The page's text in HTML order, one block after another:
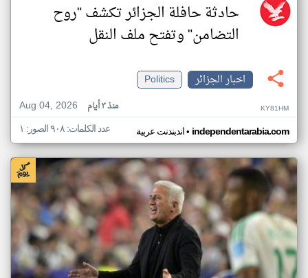
حادثة حافلة الجزائر تكشف "روح
التضامن" وتفتح ملف النقل
اخبار الجزائر
Politics
Aug 04, 2026
منذ ٣ أيام KY81HM
اندبندنت عربية• independentarabia.com عدد الكلمات: ٩٠٨ الصور: ١